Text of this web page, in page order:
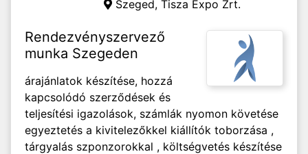
Szeged, Tisza Expo Zrt.
Rendezvényszervező
munka Szegeden
árajánlatok készítése, hozzá
kapcsolódó szerződések és
teljesítési igazolások, számlák nyomon követése
egyeztetés a kivitelezőkkel kiállítók toborzása ,
tárgyalás szponzorokkal , költségvetés készítése